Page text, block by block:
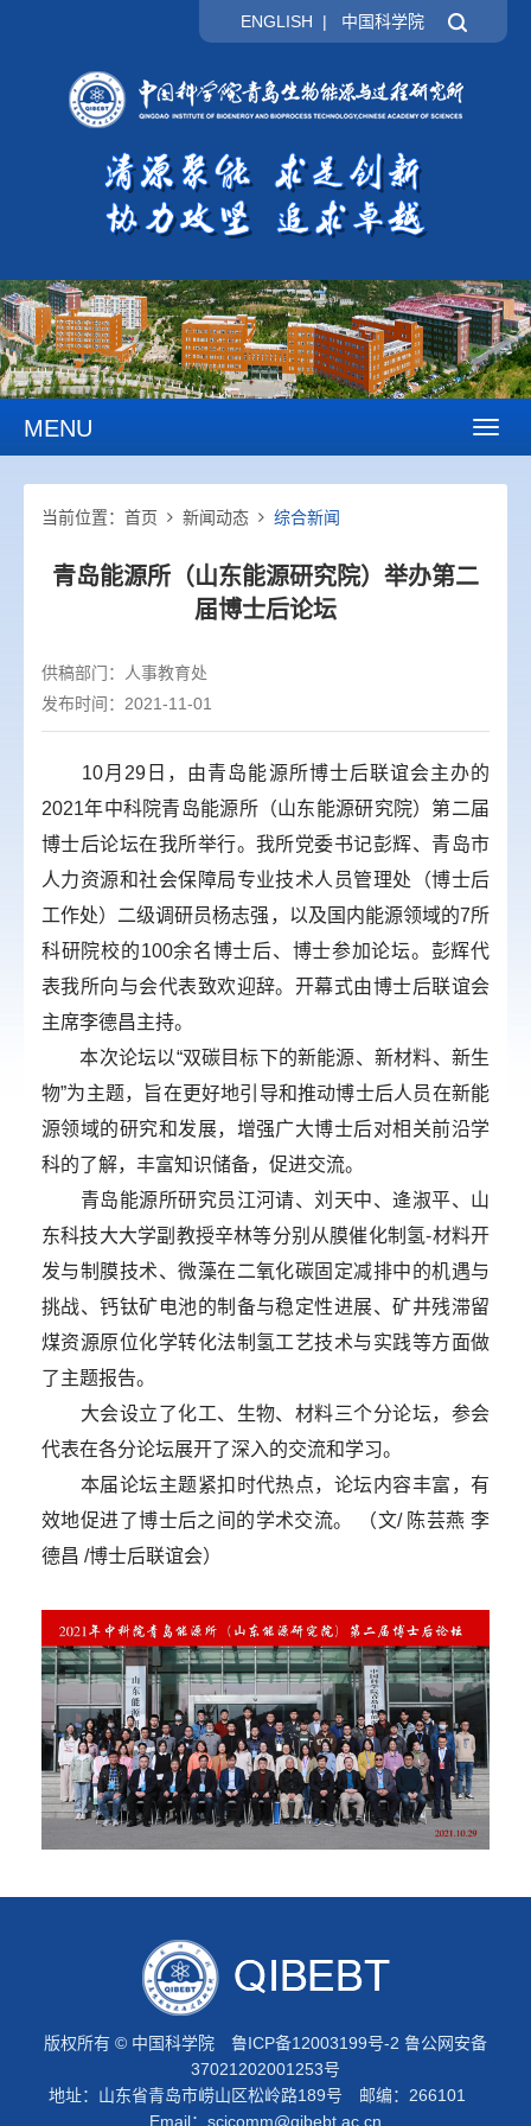
ENGLISH | 中国科学院
MENU
当前位置： 首页 新闻动态 综合新闻
青岛能源所（山东能源研究院）举办第二
届博士后论坛
供稿部门：
人事教育处
发布时间：2021-11-01
10月29日，由青岛能源所博士后联谊会主办的
2021年中科院青岛能源所（山东能源研究院）第二届
博士后论坛在我所举行。我所党委书记彭辉、青岛市
人力资源和社会保障局专业技术人员管理处（博士后
工作处）二级调研员杨志强，以及国内能源领域的7所
科研院校的100余名博士后、博士参加论坛。彭辉代
表我所向与会代表致欢迎辞。开幕式由博士后联谊会
主席李德昌主持。
本次论坛以“双碳目标下的新能源、新材料、新生
物”为主题，旨在更好地引导和推动博士后人员在新能
源领域的研究和发展，增强广大博士后对相关前沿学
科的了解，丰富知识储备，促进交流。
青岛能源所研究员江河请、刘天中、逄淑平、山
东科技大大学副教授辛林等分别从膜催化制氢-材料开
发与制膜技术、微藻在二氧化碳固定减排中的机遇与
挑战、钙钛矿电池的制备与稳定性进展、矿井残滞留
煤资源原位化学转化法制氢工艺技术与实践等方面做
了主题报告。
大会设立了化工、生物、材料三个分论坛，参会
代表在各分论坛展开了深入的交流和学习。
本届论坛主题紧扣时代热点，论坛内容丰富，有
效地促进了博士后之间的学术交流。 （文/ 陈芸燕 李
德昌 /博士后联谊会）
版权所有 © 中国科学院 鲁ICP备12003199号-2 鲁公网安备
37021202001253号
地址：山东省青岛市崂山区松岭路189号 邮编：266101
Email： scicomm@qibebt.ac.cn